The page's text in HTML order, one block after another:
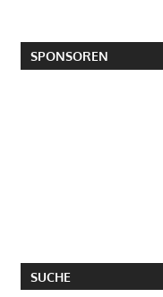
SPONSOREN
SUCHE